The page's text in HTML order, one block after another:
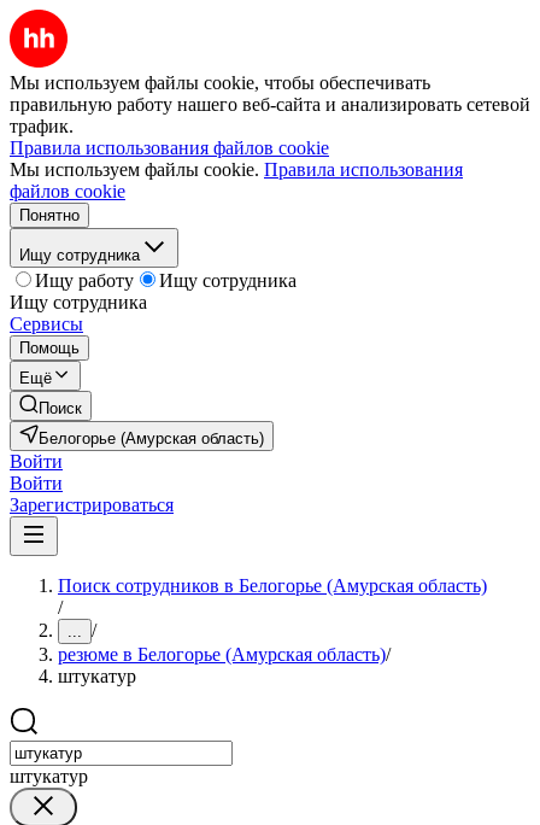
Мы используем файлы cookie, чтобы обеспечивать
правильную работу нашего веб-сайта и анализировать сетевой
трафик.
Правила использования файлов cookie
Мы используем файлы cookie. Правила использования
файлов cookie
Понятно
Ищу сотрудника
Ищу работу
Ищу сотрудника
Ищу сотрудника
Сервисы
Помощь
Ещё
Поиск
Белогорье (Амурская область)
Войти
Войти
Зарегистрироваться
Поиск сотрудников в Белогорье (Амурская область)
/
... /
резюме в Белогорье (Амурская область)/
штукатур
штукатур